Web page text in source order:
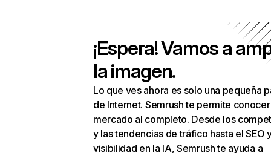
¡Espera! Vamos a
la imagen.
Lo que ves ahora es solo una pequeña
de Internet. Semrush te permite
mercado al completo. Desde los
y las tendencias de tráfico hasta el SEO
visibilidad en la IA, Semrush te ayuda a